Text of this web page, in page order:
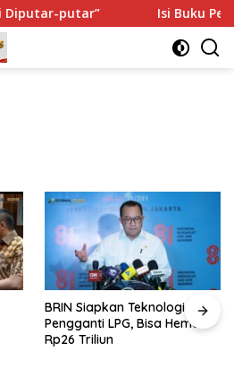
putar” Isi Buku
BRIN Siapkan Teknologi CNG
Pengganti LPG, Bisa Hemat
Rp26 Triliun